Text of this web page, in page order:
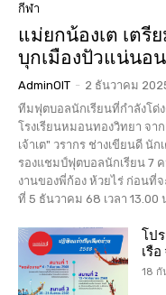
กีฬา
แม่ยกน้องเต เตรี
บุกเมืองปัวแน่นอน
AdminOIT - 2 ธันวาคม
ทีมฟุตบอลนักเรียนที่กำลังโด่
โรงเรียนหมอนทองวิทยา จา
เจ้าเต" วรากร ช่างเขียนดี นั
รองแชมป์ฟุตบอลนักเรียน 7
งานของพี่ก้อง ห้วยไร่ ก่อนที่
ที่ 5 ธันวาคม 68 เวลา 13.00 น
โป
เรื
18 กั